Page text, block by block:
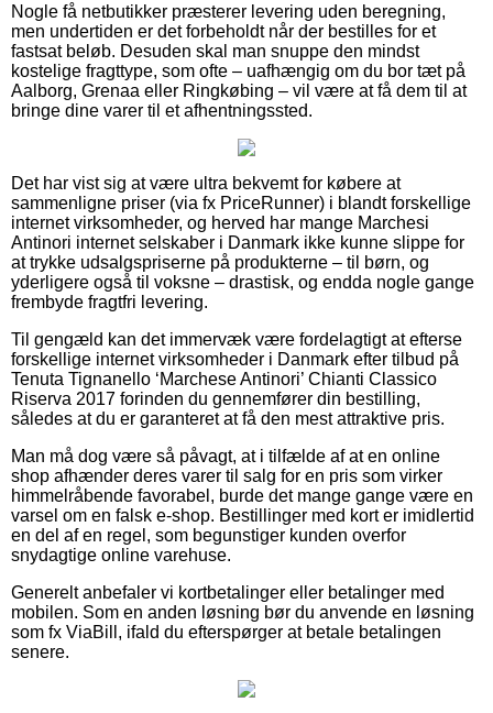
Nogle få netbutikker præsterer levering uden beregning,
men undertiden er det forbeholdt når der bestilles for et
fastsat beløb. Desuden skal man snuppe den mindst
kostelige fragttype, som ofte – uafhængig om du bor tæt på
Aalborg, Grenaa eller Ringkøbing – vil være at få dem til at
bringe dine varer til et afhentningssted.
Det har vist sig at være ultra bekvemt for købere at
sammenligne priser (via fx PriceRunner) i blandt forskellige
internet virksomheder, og herved har mange Marchesi
Antinori internet selskaber i Danmark ikke kunne slippe for
at trykke udsalgspriserne på produkterne – til børn, og
yderligere også til voksne – drastisk, og endda nogle gange
frembyde fragtfri levering.
Til gengæld kan det immervæk være fordelagtigt at efterse
forskellige internet virksomheder i Danmark efter tilbud på
Tenuta Tignanello ‘Marchese Antinori’ Chianti Classico
Riserva 2017 forinden du gennemfører din bestilling,
således at du er garanteret at få den mest attraktive pris.
Man må dog være så påvagt, at i tilfælde af at en online
shop afhænder deres varer til salg for en pris som virker
himmelråbende favorabel, burde det mange gange være en
varsel om en falsk e-shop. Bestillinger med kort er imidlertid
en del af en regel, som begunstiger kunden overfor
snydagtige online varehuse.
Generelt anbefaler vi kortbetalinger eller betalinger med
mobilen. Som en anden løsning bør du anvende en løsning
som fx ViaBill, ifald du efterspørger at betale betalingen
senere.